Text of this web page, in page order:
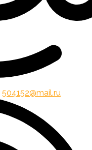
504152@mail.ru